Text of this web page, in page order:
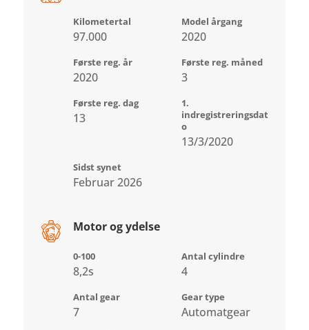
Kilometertal
97.000
Model årgang
2020
Første reg. år
2020
Første reg. måned
3
Første reg. dag
13
1.
indregistreringsdat
o
13/3/2020
Sidst synet
Februar 2026
Motor og ydelse
0-100
8,2s
Antal cylindre
4
Antal gear
7
Gear type
Automatgear